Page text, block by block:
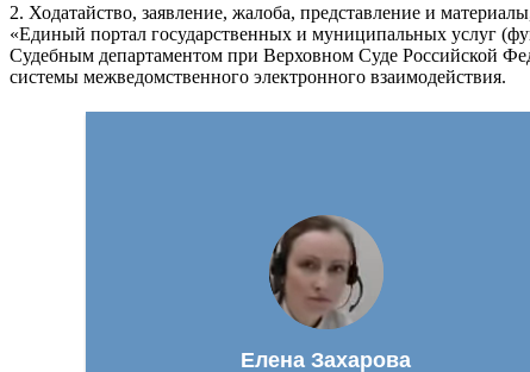
2. Ходатайство, заявление, жалоба, представление и
«Единый портал государственных и муниципальных услуг
Судебным департаментом при Верховном Суде Российской
системы межведомственного электронного взаимодействия.